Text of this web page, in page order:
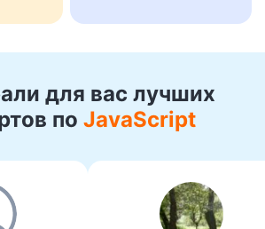
для вас лучших
по JavaScript